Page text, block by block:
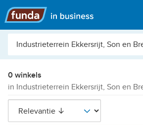
Hoofdmenu
Plaats,
etc.
0 winkels
in Industrieterrein Ekkersrijt, Son en